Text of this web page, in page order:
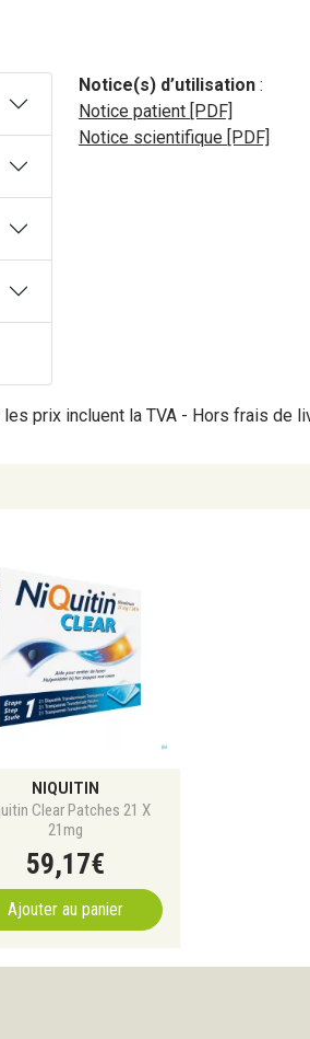
Notice(s) d’utilisation :
Notice patient [PDF]
Notice scientifique [PDF]
prix incluent la TVA - Hors frais de
NIQUITIN
Clear Patches 21 X
21mg
59,17€
Ajouter au panier